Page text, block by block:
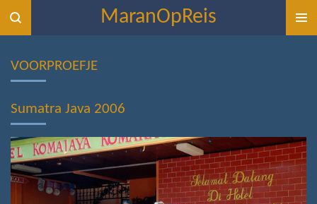
Ga
direct
de
MaranOpReis
VOORPROEFJE
Sumatra Java 2006